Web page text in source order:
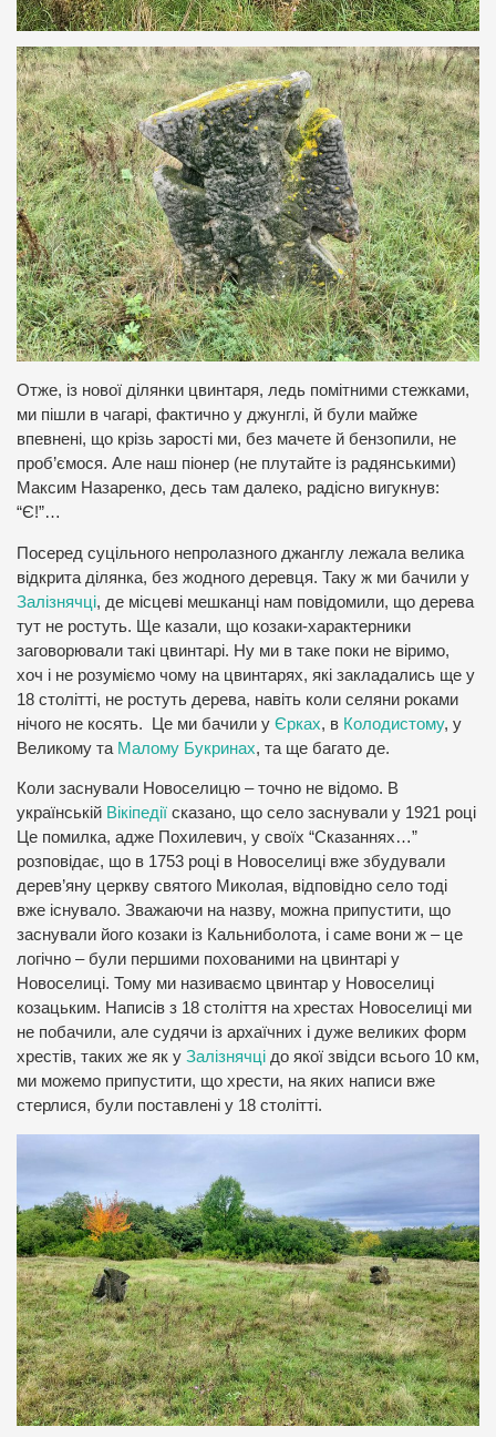
Отже, із нової ділянки цвинтаря, ледь помітними стежками,
ми пішли в чагарі, фактично у джунглі, й були майже
впевнені, що крізь зарості ми, без мачете й бензопили, не
проб’ємося. Але наш піонер (не плутайте із радянськими)
Максим Назаренко, десь там далеко, радісно вигукнув:
“Є!”…
Посеред суцільного непролазного джанглу лежала велика
відкрита ділянка, без жодного деревця. Таку ж ми бачили у
Залізнячці, де місцеві мешканці нам повідомили, що дерева
тут не ростуть. Ще казали, що козаки-характерники
заговорювали такі цвинтарі. Ну ми в таке поки не віримо,
хоч і не розуміємо чому на цвинтарях, які закладались ще у
18 столітті, не ростуть дерева, навіть коли селяни роками
нічого не косять. Це ми бачили у Єрках, в Колодистому, у
Великому та Малому Букринах, та ще багато де.
Коли заснували Новоселицю – точно не відомо. В
українській Вікіпедії сказано, що село заснували у 1921 році
Це помилка, адже Похилевич, у своїх “Сказаннях…”
розповідає, що в 1753 році в Новоселиці вже збудували
дерев’яну церкву святого Миколая, відповідно село тоді
вже існувало. Зважаючи на назву, можна припустити, що
заснували його козаки із Кальниболота, і саме вони ж – це
логічно – були першими похованими на цвинтарі у
Новоселиці. Тому ми називаємо цвинтар у Новоселиці
козацьким. Написів з 18 століття на хрестах Новоселиці ми
не побачили, але судячи із архаїчних і дуже великих форм
хрестів, таких же як у Залізнячці до якої звідси всього 10 км,
ми можемо припустити, що хрести, на яких написи вже
стерлися, були поставлені у 18 столітті.